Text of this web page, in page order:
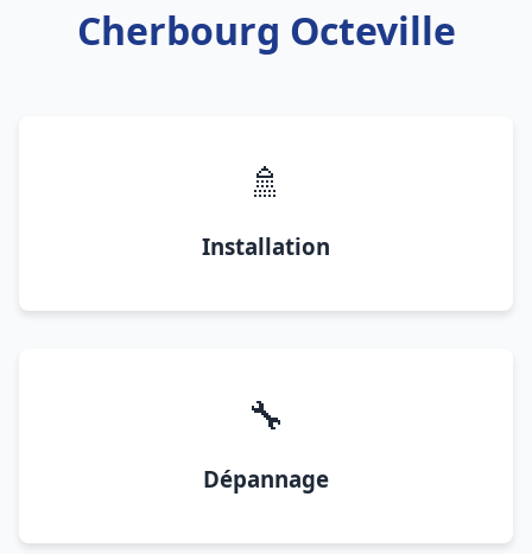
Cherbourg Octeville
🚿
Installation
🔧
Dépannage